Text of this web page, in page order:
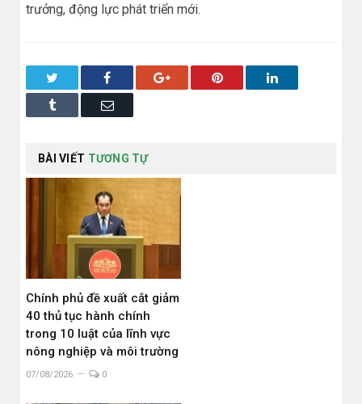
trưởng, động lực phát triển mới.
Facebook Google+ Pinterest LinkedIn
Tumblr Email
BÀI VIẾT TƯƠNG TỰ
Chính phủ đề xuất cắt giảm
40 thủ tục hành chính
trong 10 luật của lĩnh vực
nông nghiệp và môi trường
07/08/2026 0